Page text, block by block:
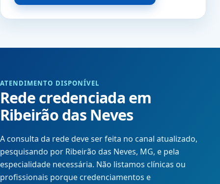
ATENDIMENTO DISPONÍVEL
Rede credenciada em
Ribeirão das Neves
A consulta da rede deve ser feita no canal atualizado,
pesquisando por Ribeirão das Neves, MG, e pela
especialidade necessária. Não listamos clínicas ou
profissionais porque credenciamentos e